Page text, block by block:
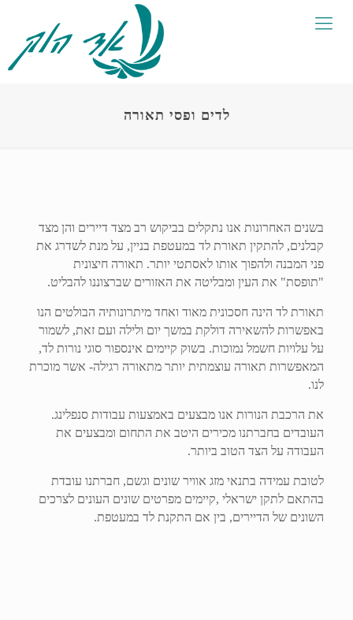
לדים ופסי תאורה
בשנים האחרונות אנו נתקלים בביקוש רב מצד דיירים והן מצד
קבלנים, להתקין תאורת לד במעטפת בניין, על מנת לשדרג את
פני המבנה ולהפוך אותו לאסתטי יותר. תאורה חיצונית
"תופסת" את העין ומבליטה את האזורים שברצוננו להבליט.
תאורת לד הינה חסכונית מאוד ואחד מיתרונותיה הבולטים הנו
באפשרות להשאירה דולקת במשך יום ולילה ועם זאת, לשמור
על עלויות חשמל נמוכות. בשוק קיימים אינספור סוגי נורות לד,
המאפשרות תאורה עוצמתית יותר מתאורה רגילה- אשר מוכרת
לנו.
את הרכבת הנורות אנו מבצעים באמצעות עבודות סנפלינג.
העובדים בחברתנו מכירים היטב את התחום ומבצעים את
העבודה על הצד הטוב ביותר.
לטובת עמידה בתנאי מזג אוויר שונים וגשם, חברתנו עובדת
בהתאם לתקן ישראלי ,קיימים מפרטים שונים העונים לצרכים
השונים של הדיירים, בין אם התקנת לד במעטפת.